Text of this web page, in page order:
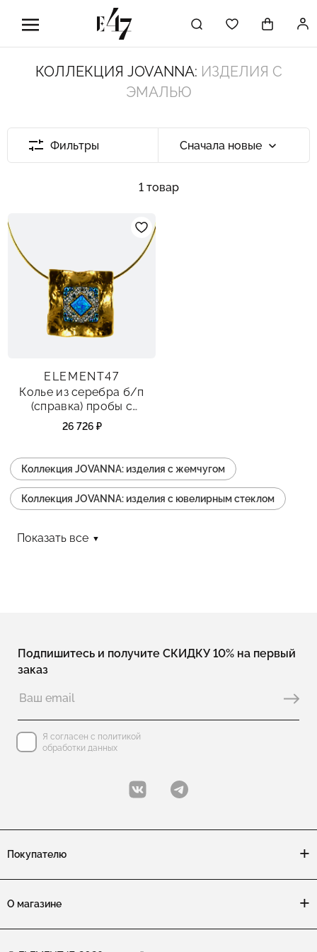
КОЛЛЕКЦИЯ JOVANNA: ИЗДЕЛИЯ С
ЭМАЛЬЮ
Фильтры Сначала новые
1 товар
ELEMENT47
Колье из серебра б/п
(справка) пробы с
жемчугом
стеклом и эмалью
26 726 ₽
Коллекция JOVANNA: изделия с жемчугом
Коллекция JOVANNA: изделия с ювелирным стеклом
Показать все
Подпишитесь и получите СКИДКУ 10% на первый
заказ
Я согласен с политикой
обработки данных
Покупателю
О магазине